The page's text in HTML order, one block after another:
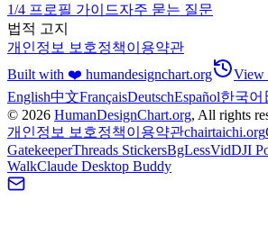
1/4 프로필 가이드자주 묻는 질문
법적 고지
개인정보 보호정책이용약관
Built with ❤️ humandesignchart.org
View
English中文FrançaisDeutschEspañol한국어
© 2026 HumanDesignChart.org, All rights
개인정보 보호정책이용약관chairtaichi.org
GatekeeperThreads StickersBgLessVidDJI
WalkClaude Desktop Buddy